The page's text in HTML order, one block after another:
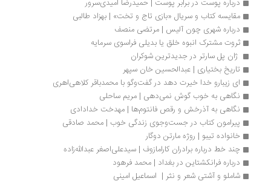
درباره پوست در برابر پوست | حمیدرضا امیدی‌سرور
مقایسه کتاب و سریال «بازی تاج و تخت» | بهزاد طالبی
درباره شهری چون آلیس | مرتضی منصف
ثروت مشترک انبوه خلق یا بدیلی فراسوی سرمایه
ژان پل سارتر در جدیدترین شوکران
تاریخ بختیاری | عبدالحسین خان سپهر
ای زیبارو خدا خیرت دهد در گفت‌وگو با محمدباقر کلاهی‌اهری
نگاهی به خوب گوش نمی‌دهی | مریم ساحلی
نگاهی به آذرخش و رقص فانتوم‌ها | مهدخت خدادادی
پیرامون کتاب در جست‌وجوی زندگی خوب | محمد صادقی
خانواده تیبو | روژه مارتن دوگار
چند خط درباره برادران کارامازوف | سیدعلی‌اصغر عبدالله‌زاده
درباره فرانکشتاین در بغداد | محمد فرهود
شاملو و آشتی شعر و نثر |  اسماعیل امینی